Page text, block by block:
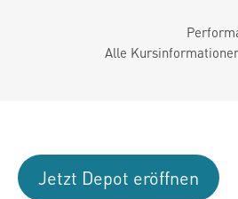
Alle
Jetzt Depot eröffnen